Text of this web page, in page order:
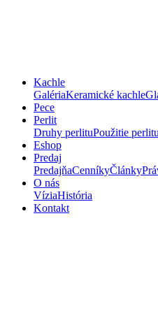
Kachle
GalériaKeramické kachle
Pece
Perlit
Druhy perlituPoužitie perlitu
Eshop
Predaj
PredajňaCenníkyČlánky
O nás
VíziaHistória
Kontakt